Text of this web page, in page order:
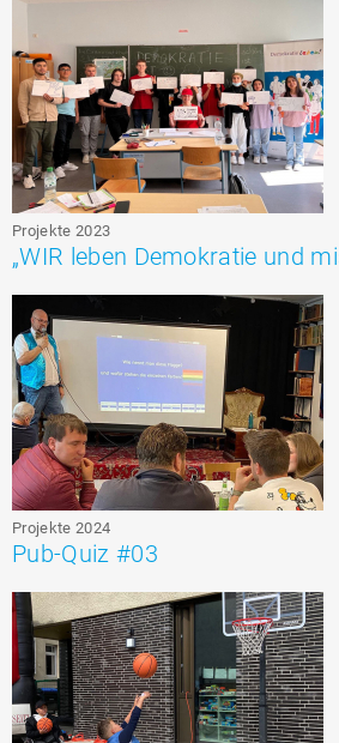
Projekte 2023
„WIR leben Demokratie und
Projekte 2024
Pub-Quiz #03